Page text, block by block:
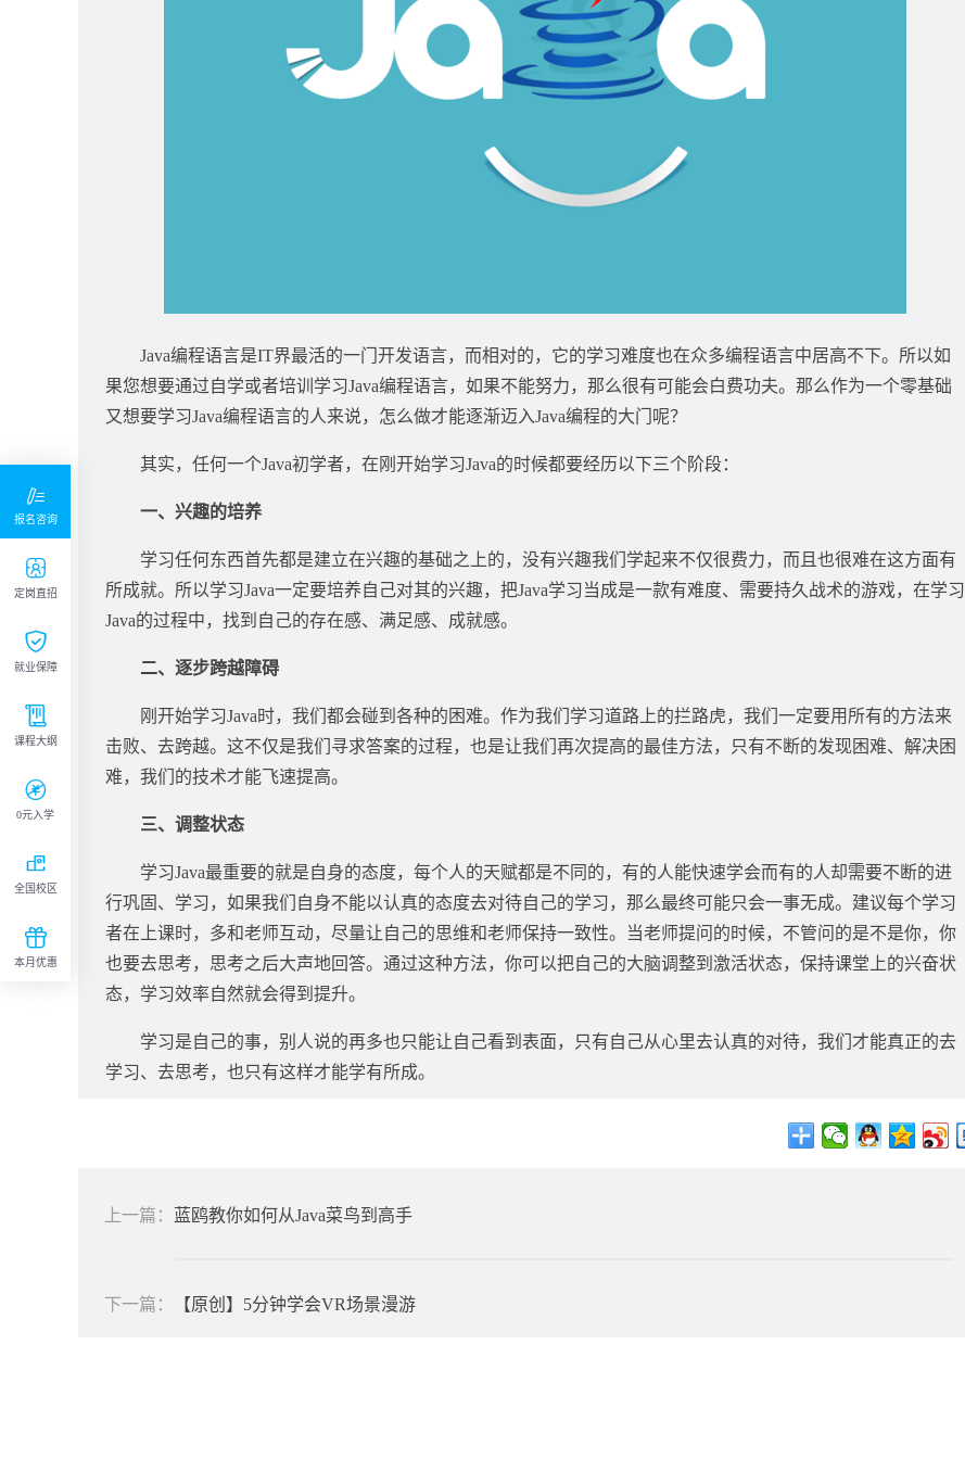
Java编程语言是IT界最活的一门开发语言，而相对的，它的学习难度也在众多编程语言中居高不下。所以如
果您想要通过自学或者培训学习Java编程语言，如果不能努力，那么很有可能会白费功夫。那么作为一个零基础
又想要学习Java编程语言的人来说，怎么做才能逐渐迈入Java编程的大门呢？
其实，任何一个Java初学者，在刚开始学习Java的时候都要经历以下三个阶段：
一、兴趣的培养
学习任何东西首先都是建立在兴趣的基础之上的，没有兴趣我们学起来不仅很费力，而且也很难在这方面有
所成就。所以学习Java一定要培养自己对其的兴趣，把Java学习当成是一款有难度、需要持久战术的游戏，在学习
Java的过程中，找到自己的存在感、满足感、成就感。
二、逐步跨越障碍
刚开始学习Java时，我们都会碰到各种的困难。作为我们学习道路上的拦路虎，我们一定要用所有的方法来
击败、去跨越。这不仅是我们寻求答案的过程，也是让我们再次提高的最佳方法，只有不断的发现困难、解决困
难，我们的技术才能飞速提高。
三、调整状态
学习Java最重要的就是自身的态度，每个人的天赋都是不同的，有的人能快速学会而有的人却需要不断的进
行巩固、学习，如果我们自身不能以认真的态度去对待自己的学习，那么最终可能只会一事无成。建议每个学习
者在上课时，多和老师互动，尽量让自己的思维和老师保持一致性。当老师提问的时候，不管问的是不是你，你
也要去思考，思考之后大声地回答。通过这种方法，你可以把自己的大脑调整到激活状态，保持课堂上的兴奋状
态，学习效率自然就会得到提升。
学习是自己的事，别人说的再多也只能让自己看到表面，只有自己从心里去认真的对待，我们才能真正的去
学习、去思考，也只有这样才能学有所成。
上一篇： 蓝鸥教你如何从Java菜鸟到高手
下一篇： 【原创】5分钟学会VR场景漫游

报名咨询

定岗直招

就业保障

课程大纲

0元入学

全国校区

本月优惠